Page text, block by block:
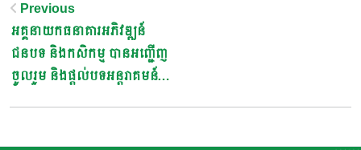
Post
Navigation
Previous
អគ្គនាយកធនាគារអភិវឌ្ឍន៍
ជនបទ និងកសិកម្ម បានអញ្ជើញ
ចូលរួម និងផ្តល់បទអន្តរាគមន៍
ការងារឆ្នាំ២០២១ និងទិសដៅ